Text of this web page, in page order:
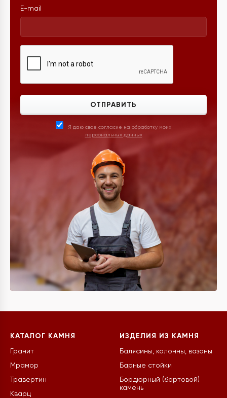
E-mail
ОТПРАВИТЬ
Я даю свое согласие на обработку моих
персональных данных
КАТАЛОГ КАМНЯ
Гранит
Мрамор
Травертин
Кварц
ИЗДЕЛИЯ ИЗ КАМНЯ
Балясины, колонны, вазоны
Барные стойки
Бордюрный (бортовой)
камень